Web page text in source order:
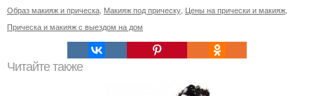
Образ макияж и прическа Макияж под прическу Цены на прически и макияж
Прическа и макияж с выездом на дом
Читайте также